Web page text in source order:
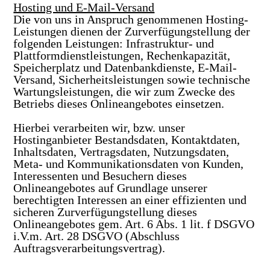
Hosting und E-Mail-Versand
Die von uns in Anspruch genommenen Hosting-
Leistungen dienen der Zurverfügungstellung der
folgenden Leistungen: Infrastruktur- und
Plattformdienstleistungen, Rechenkapazität,
Speicherplatz und Datenbankdienste, E-Mail-
Versand, Sicherheitsleistungen sowie technische
Wartungsleistungen, die wir zum Zwecke des
Betriebs dieses Onlineangebotes einsetzen.
Hierbei verarbeiten wir, bzw. unser
Hostinganbieter Bestandsdaten, Kontaktdaten,
Inhaltsdaten, Vertragsdaten, Nutzungsdaten,
Meta- und Kommunikationsdaten von Kunden,
Interessenten und Besuchern dieses
Onlineangebotes auf Grundlage unserer
berechtigten Interessen an einer effizienten und
sicheren Zurverfügungstellung dieses
Onlineangebotes gem. Art. 6 Abs. 1 lit. f DSGVO
i.V.m. Art. 28 DSGVO (Abschluss
Auftragsverarbeitungsvertrag).